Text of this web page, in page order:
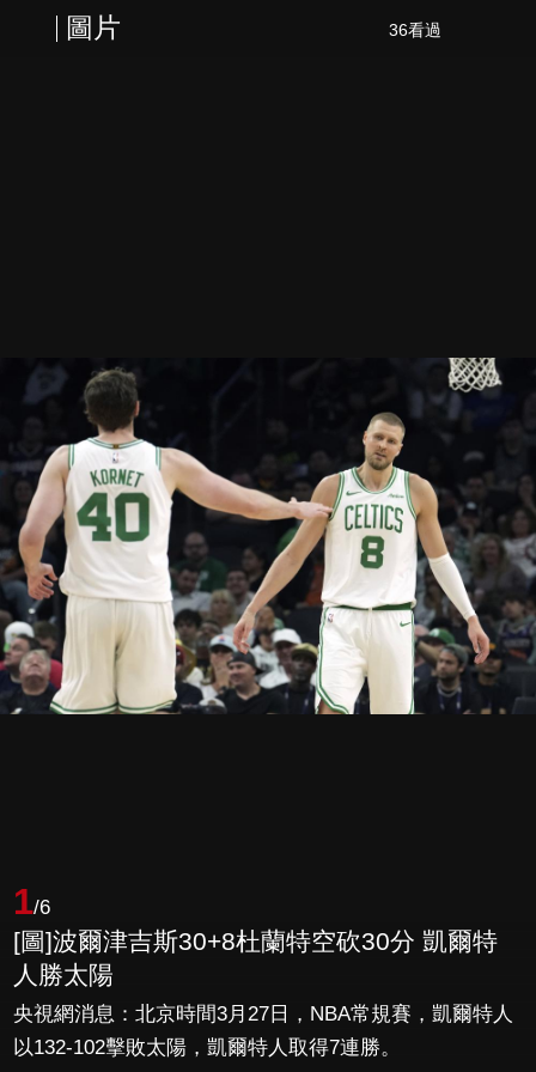
圖片 36看過
1/6
[圖]波爾津吉斯30+8杜蘭特空砍30分 凱爾特
人勝太陽
央視網消息：北京時間3月27日，NBA常規賽，凱爾特人
以132-102擊敗太陽，凱爾特人取得7連勝。